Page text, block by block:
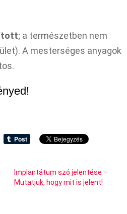
; a természetben nem
A mesterséges anyagok
Implantátum szó jelentése –
Mutatjuk, hogy mit is jelent!